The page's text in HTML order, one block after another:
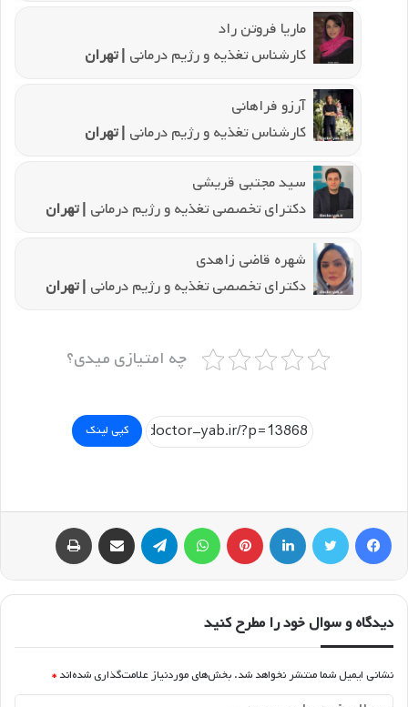
ماریا فروتن راد
کارشناس تغذیه و رژیم درمانی | تهران
آرزو فراهانی
کارشناس تغذیه و رژیم درمانی | تهران
سید مجتبی قریشی
دکترای تخصصی تغذیه و رژیم درمانی | تهران
شهره قاضی زاهدی
دکترای تخصصی تغذیه و رژیم درمانی | تهران
چه امتیازی میدی؟
کپی لینک
فیسبوک توییتر لینکداین پینتریست تلگرام اشتراک گذاری با ایمیل
دیدگاه و سوال خود را مطرح کنید
نشانی ایمیل شما منتشر نخواهد شد. بخش‌های موردنیاز علامت‌گذاری شده‌اند *